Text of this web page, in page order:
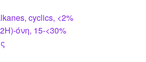
cyclics, <2%
όνη, 15-<30%